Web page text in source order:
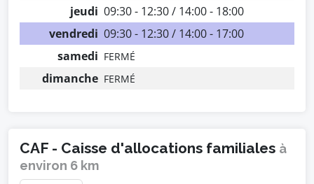
jeudi 09:30 - 12:30 / 14:00 - 18:00
vendredi 09:30 - 12:30 / 14:00 - 17:00
samedi FERMÉ
dimanche FERMÉ
CAF - Caisse d'allocations familiales à
environ 6 km